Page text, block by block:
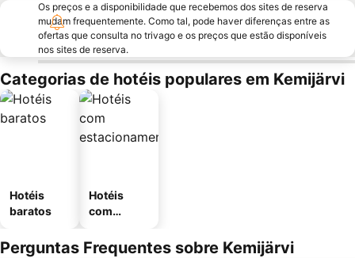
Os preços e a disponibilidade que recebemos dos sites de reserva
mudam frequentemente. Como tal, pode haver diferenças entre as
ofertas que consulta no trivago e os preços que estão disponíveis
nos sites de reserva.
Categorias de hotéis populares em Kemijärvi
Hotéis
baratos
Hotéis
com
mento
Perguntas Frequentes sobre Kemijärvi